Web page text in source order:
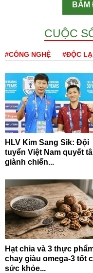
BẤM
CUỘC
#CÔNG NGHỆ #ĐỘC LẠ
HLV Kim Sang Sik: Đội
tuyển Việt Nam quyết
giành chiến...
Hạt chia và 3 thực
chay giàu omega-3 tốt
sức khỏe...